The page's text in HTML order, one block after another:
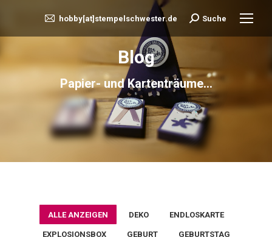
hobby[at]stempelschwester.de Search:
Suche
Blog
Papier- und Kartenträume...
ALLE ANZEIGEN DEKO ENDLOSKARTE
EXPLOSIONSBOX GEBURT GEBURTSTAG